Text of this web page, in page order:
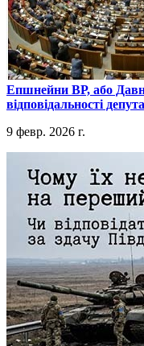
​Епшнейни ВР, або
відповідальності
9 февр. 2026 г.